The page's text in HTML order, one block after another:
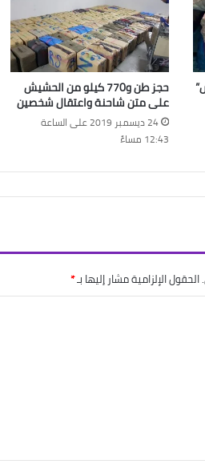
حجز طن و770 كيلو من الحشيش
على متن شاحنة واعتقال شخصين
24 ديسمبر 2019 على الساعة
12:43 مساءً
الحقول الإلزامية مشار إليها بـ*